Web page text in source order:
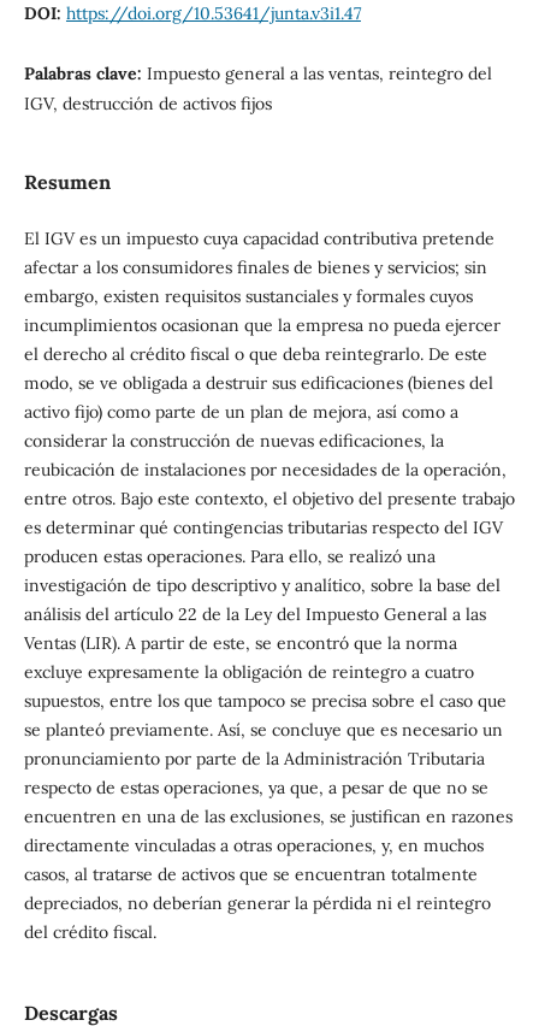
DOI: https://doi.org/10.53641/junta.v3i1.47
Palabras clave: Impuesto general a las ventas, reintegro del
IGV, destrucción de activos fijos
Resumen
El IGV es un impuesto cuya capacidad contributiva pretende
afectar a los consumidores finales de bienes y servicios; sin
embargo, existen requisitos sustanciales y formales cuyos
incumplimientos ocasionan que la empresa no pueda ejercer
el derecho al crédito fiscal o que deba reintegrarlo. De este
modo, se ve obligada a destruir sus edificaciones (bienes del
activo fijo) como parte de un plan de mejora, así como a
considerar la construcción de nuevas edificaciones, la
reubicación de instalaciones por necesidades de la operación,
entre otros. Bajo este contexto, el objetivo del presente trabajo
es determinar qué contingencias tributarias respecto del IGV
producen estas operaciones. Para ello, se realizó una
investigación de tipo descriptivo y analítico, sobre la base del
análisis del artículo 22 de la Ley del Impuesto General a las
Ventas (LIR). A partir de este, se encontró que la norma
excluye expresamente la obligación de reintegro a cuatro
supuestos, entre los que tampoco se precisa sobre el caso que
se planteó previamente. Así, se concluye que es necesario un
pronunciamiento por parte de la Administración Tributaria
respecto de estas operaciones, ya que, a pesar de que no se
encuentren en una de las exclusiones, se justifican en razones
directamente vinculadas a otras operaciones, y, en muchos
casos, al tratarse de activos que se encuentran totalmente
depreciados, no deberían generar la pérdida ni el reintegro
del crédito fiscal.
Descargas